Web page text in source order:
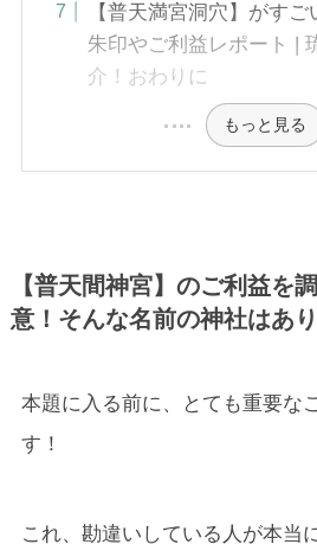
【普天満宮洞穴】がす
朱印やご利益レポート |
介！おわりに
もっと見る
【普天間神宮】のご利益を
意！そんな名前の神社はあり
本題に入る前に、とても重要な
す！
これ、勘違いしている人が本当